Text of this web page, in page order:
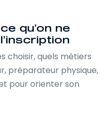
qu’on ne
choisir, quels métiers
préparateur physique,
pour orienter son